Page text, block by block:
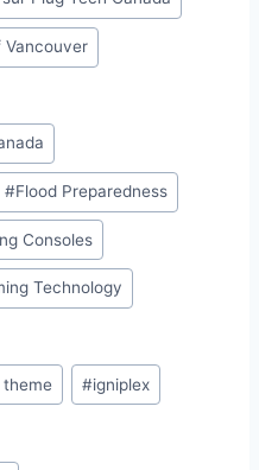
y
Li
k
e
Vancouver
#Flood Preparedness
Consoles
Technology
theme #igniplex